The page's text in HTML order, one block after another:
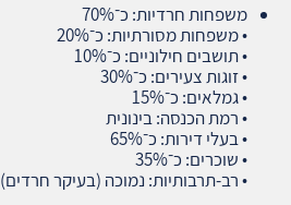
משפחות חרדיות: כ־70%
• משפחות מסורתיות: כ־20%
• תושבים חילוניים: כ־10%
• זוגות צעירים: כ־30%
• גמלאים: כ־15%
• רמת הכנסה: בינונית
• בעלי דירות: כ־65%
• שוכרים: כ־35%
• רב‑תרבותיות: נמוכה (בעיקר חרדים)